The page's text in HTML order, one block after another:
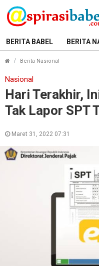
BERITA BABEL BERITA
Berita Nasional
Nasional
Hari Terakhir,
Tak Lapor SPT
Maret 31, 2022 07:31